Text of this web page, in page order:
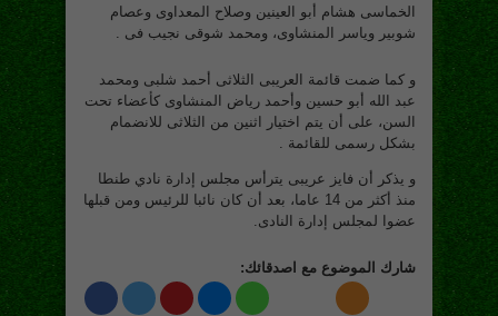
الخماسى هشام أبو العينين وصلاح المعداوى وعصام
شوبير وياسر المنشاوى، ومحمد شوقى نجيب فى .
و كما ضمت قائمة العريبى الثلاثى أحمد شلبى ومحمد
عبد الله أبو حسين وأحمد رياض المنشاوى كأعضاء تحت
السن، على أن يتم اختيار اثنين من الثلاثى للانضمام
بشكل رسمى للقائمة .
و يذكر أن فايز عريبى يترأس مجلس إدارة نادي طنطا
منذ أكثر من 14 عاما، بعد أن كان نائبا للرئيس ومن قبلها
عضوا لمجلس إدارة النادى.
شارك الموضوع مع اصدقائك: